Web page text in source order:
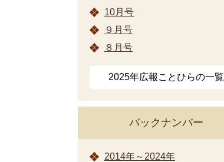
10月号
９月号
８月号
2025年広報ことひらの一覧
バックナンバー
2014年～2024年